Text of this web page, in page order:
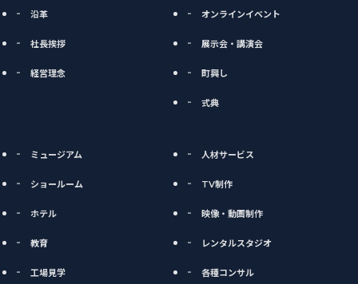
沿革
社長挨拶
経営理念
オンラインイベント
展示会・講演会
町興し
式典
ミュージアム
ショールーム
ホテル
教育
工場見学
人材サービス
TV制作
映像・動画制作
レンタルスタジオ
各種コンサル